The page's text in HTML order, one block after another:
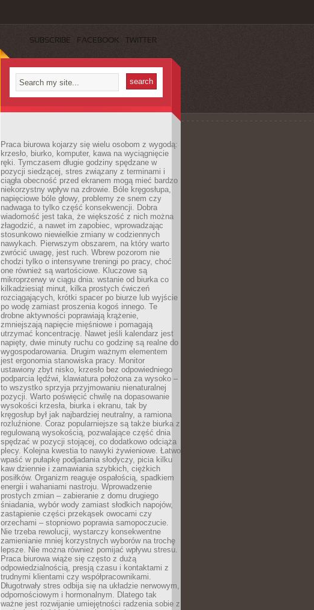
SUBSCRIBE FACEBOOK TWITTER
Praca biurowa kojarzy się wielu osobom z wygodą:
krzesło, biurko, komputer, kawa na wyciągnięcie
ręki. Tymczasem długie godziny spędzane w
pozycji siedzącej, stres związany z terminami i
ciągła obecność przed ekranem mogą mieć bardzo
niekorzystny wpływ na zdrowie. Bóle kręgosłupa,
napięciowe bóle głowy, problemy ze snem czy
nadwaga to tylko część konsekwencji. Dobra
wiadomość jest taka, że większość z nich można
złagodzić, a nawet im zapobiec, wprowadzając
stosunkowo niewielkie zmiany w codziennych
nawykach. Pierwszym obszarem, na który warto
zwrócić uwagę, jest ruch. Wbrew pozorom nie
chodzi tylko o intensywne treningi po pracy, choć
one również są wartościowe. Kluczowe są
mikroprzerwy w ciągu dnia: wstanie od biurka co
kilkadziesiąt minut, kilka prostych ćwiczeń
rozciągających, krótki spacer po biurze lub wyjście
po wodę zamiast proszenia kogoś innego. Te
drobne aktywności poprawiają krążenie,
zmniejszają napięcie mięśniowe i pomagają
utrzymać koncentrację. Nawet jeśli kalendarz jest
napięty, dwie minuty ruchu co godzinę są realne do
wygospodarowania. Drugim ważnym elementem
jest ergonomia stanowiska pracy. Monitor
ustawiony zbyt nisko, krzesło bez odpowiedniego
podparcia lędźwi, klawiatura położona za wysoko –
to wszystko sprzyja przyjmowaniu nienaturalnej
pozycji. Warto poświęcić chwilę na dopasowanie
wysokości krzesła, biurka i ekranu, tak by
kręgosłup był jak najbardziej neutralny, a ramiona
rozluźnione. Coraz popularniejsze są także biurka z
regulowaną wysokością, pozwalające część dnia
spędzać w pozycji stojącej, co dodatkowo odciąża
plecy. Kolejna kwestia to nawyki żywieniowe. Łatwo
wpaść w pułapkę podjadania słodyczy, picia kilku
kaw dziennie i zamawiania szybkich, ciężkich
posiłków. Organizm reaguje ospałością, spadkiem
energii i wahaniami nastroju. Wprowadzenie
prostych zmian – zabieranie z domu drugiego
śniadania, wybór wody zamiast słodkich napojów,
zastąpienie części przekąsek owocami czy
orzechami – stopniowo poprawia samopoczucie.
Nie trzeba rewolucji, wystarczy konsekwentne
zamienianie mniej korzystnych wyborów na trochę
lepsze. Nie można również pomijać wpływu stresu.
Praca biurowa wiąże się często z dużą
odpowiedzialnością, presją czasu i kontaktami z
trudnymi klientami czy współpracownikami.
Długotrwały stres odbija się na układzie nerwowym,
odpornościowym i hormonalnym. Dlatego tak
ważne jest rozwijanie umiejętności radzenia sobie z